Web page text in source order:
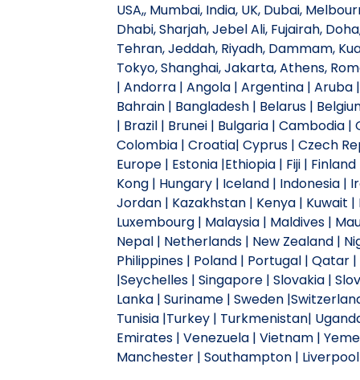
USA,, Mumbai, India, UK, Dubai,
Dhabi, Sharjah, Jebel Ali, Fujairah,
Tehran, Jeddah, Riyadh, Dammam,
Tokyo, Shanghai, Jakarta, Athens,
| Andorra | Angola | Argentina | Aruba
Bahrain | Bangladesh | Belarus |
| Brazil | Brunei | Bulgaria | Cambodia
Colombia | Croatia| Cyprus | Czech
Europe | Estonia |Ethiopia | Fiji |
Kong | Hungary | Iceland | Indonesia |
Jordan | Kazakhstan | Kenya | Kuwait
Luxembourg | Malaysia | Maldives |
Nepal | Netherlands | New Zealand |
Philippines | Poland | Portugal | Qatar
|Seychelles | Singapore | Slovakia |
Lanka | Suriname | Sweden
Tunisia |Turkey | Turkmenistan|
Emirates | Venezuela | Vietnam |
Manchester | Southampton |